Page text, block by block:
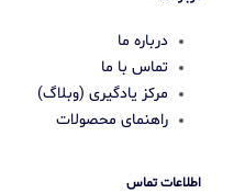
درباره ما
تماس با ما
مرکز یادگیری (وبلاگ)
راهنمای محصولات
اطلاعات تماس